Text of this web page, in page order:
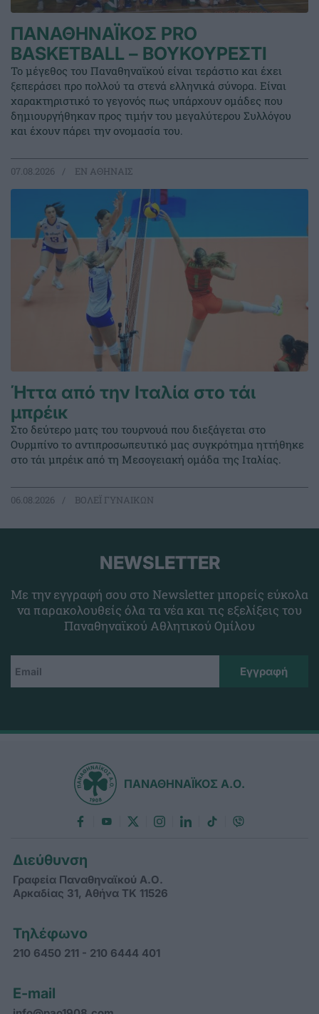
ΠΑΝΑΘΗΝΑΪΚΟΣ PRO
BASKETBALL – ΒΟΥΚΟΥΡΕΣΤΙ
Το μέγεθος του Παναθηναϊκού είναι τεράστιο και έχει
ξεπεράσει προ πολλού τα στενά ελληνικά σύνορα. Είναι
χαρακτηριστικό το γεγονός πως υπάρχουν ομάδες που
δημιουργήθηκαν προς τιμήν του μεγαλύτερου Συλλόγου
και έχουν πάρει την ονομασία του.
07.08.2026 EΝ ΑΘΗΝΑΙΣ
Ήττα από την Ιταλία στο τάι
μπρέικ
Στο δεύτερο ματς του τουρνουά που διεξάγεται στο
Ουρμπίνο το αντιπροσωπευτικό μας συγκρότημα ηττήθηκε
στο τάι μπρέικ από τη Μεσογειακή ομάδα της Ιταλίας.
06.08.2026 ΒΟΛΕΪ ΓΥΝΑΙΚΩΝ
NEWSLETTER
Με την εγγραφή σου στο Newsletter μπορείς εύκολα
να παρακολουθείς όλα τα νέα και τις εξελίξεις του
Παναθηναϊκού Αθλητικού Ομίλου
ΠΑΝΑΘΗΝΑΪΚΟΣ Α.Ο.
Διεύθυνση
Γραφεία Παναθηναϊκού Α.Ο.
Αρκαδίας 31, Αθήνα ΤΚ 11526
Τηλέφωνο
210 6450 211 - 210 6444 401
E-mail